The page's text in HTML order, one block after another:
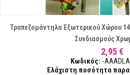
Τραπεζομάντηλα Εξωτερικού Χώρου
Συνδιασμούς
2,95 €
Κωδικός: -
Ελάχιστη ποσότητα